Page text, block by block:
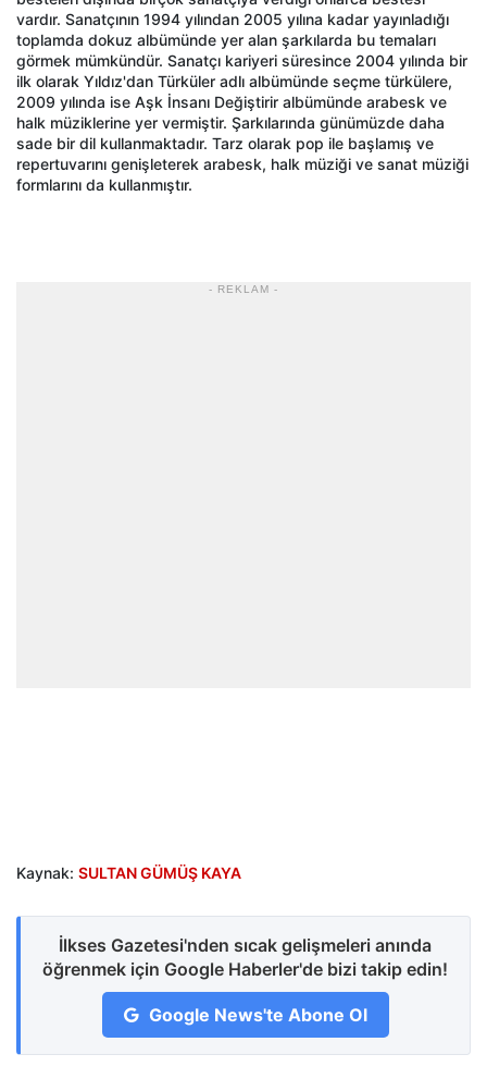
vardır. Sanatçının 1994 yılından 2005 yılına kadar yayınladığı
toplamda dokuz albümünde yer alan şarkılarda bu temaları
görmek mümkündür. Sanatçı kariyeri süresince 2004 yılında bir
ilk olarak Yıldız'dan Türküler adlı albümünde seçme türkülere,
2009 yılında ise Aşk İnsanı Değiştirir albümünde arabesk ve
halk müziklerine yer vermiştir. Şarkılarında günümüzde daha
sade bir dil kullanmaktadır. Tarz olarak pop ile başlamış ve
repertuvarını genişleterek arabesk, halk müziği ve sanat müziği
formlarını da kullanmıştır.
- REKLAM -
Kaynak: SULTAN GÜMÜŞ KAYA
İlkses Gazetesi'nden sıcak gelişmeleri anında
öğrenmek için Google Haberler'de bizi takip edin!
Google News'te Abone Ol